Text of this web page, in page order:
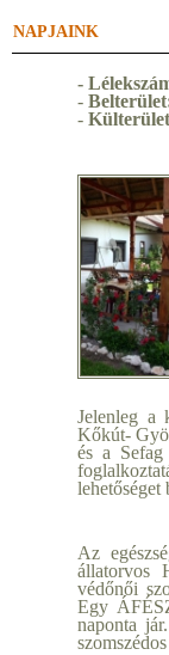
NAPJAINK
-
-
-
Jelenleg a
Kőkút-
és a
lehetőséget
Az
állatorvos
védőnői
Egy
naponta